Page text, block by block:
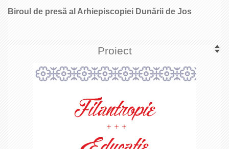
Biroul de presă al Arhiepiscopiei Dunării de Jos
Proiect